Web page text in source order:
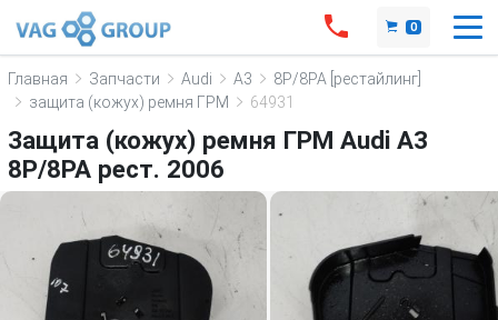
0
Главная Запчасти Audi A3
8P/8PA [рестайлинг]
защита (кожух) ремня ГРМ
64931
Защита (кожух) ремня ГРМ Audi A3
8P/8PA рест. 2006